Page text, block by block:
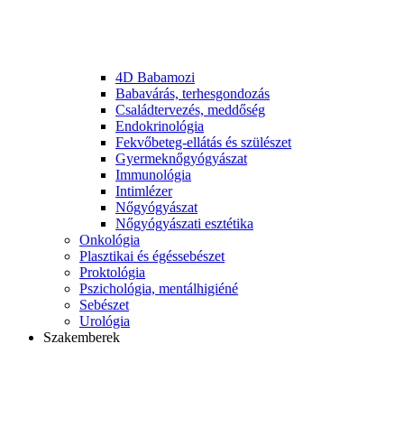
4D Babamozi
Babavárás, terhesgondozás
Családtervezés, meddőség
Endokrinológia
Fekvőbeteg-ellátás és szülészet
Gyermek­nőgyógyászat
Immunológia
Intimlézer
Nőgyógyászat
Nőgyógyászati esztétika
Onkológia
Plasztikai és égéssebészet
Proktológia
Pszichológia, mentálhigiéné
Sebészet
Urológia
Szakemberek